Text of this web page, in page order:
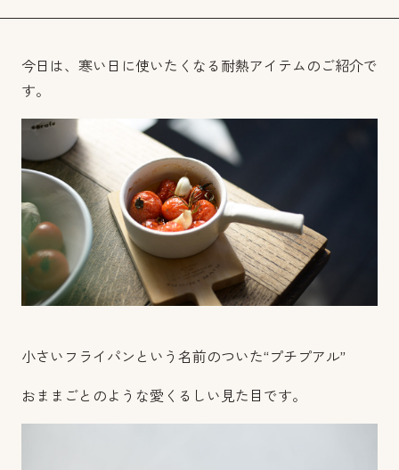
今日は、寒い日に使いたくなる耐熱アイテムのご紹介で
す。
小さいフライパンという名前のついた“プチプアル”
おままごとのような愛くるしい見た目です。